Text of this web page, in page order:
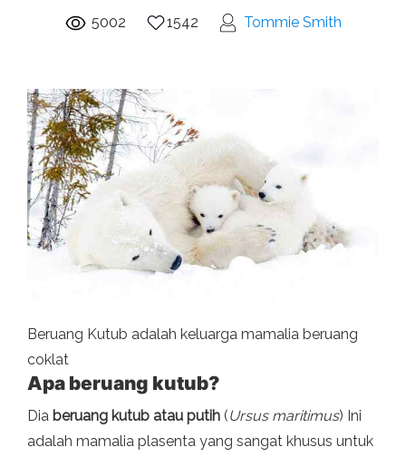
5002 1542 Tommie Smith
Beruang Kutub adalah keluarga mamalia beruang
coklat
Apa beruang kutub?
Dia beruang kutub atau putih (Ursus maritimus) Ini
adalah mamalia plasenta yang sangat khusus untuk